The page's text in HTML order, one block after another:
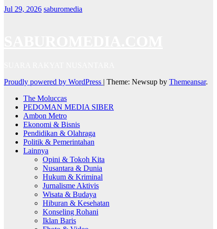
Jul 29, 2026 saburomedia
Proudly powered by WordPress | Theme: Newsup by Themeansar.
The Moluccas
PEDOMAN MEDIA SIBER
Ambon Metro
Ekonomi & Bisnis
Pendidikan & Olahraga
Politik & Pemerintahan
Lainnya
Opini & Tokoh Kita
Nusantara & Dunia
Hukum & Kriminal
Jurnalisme Aktivis
Wisata & Budaya
Hiburan & Kesehatan
Konseling Rohani
Iklan Baris